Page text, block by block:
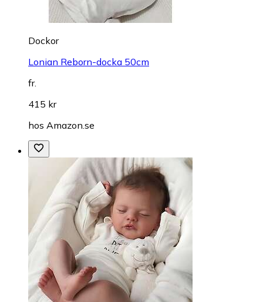
Dockor
Lonian Reborn-docka 50cm
fr.
415 kr
hos Amazon.se